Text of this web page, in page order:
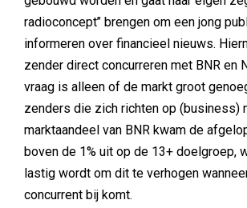
radioconcept’’ brengen om een jong
informeren over financieel nieuws.
zender direct concurreren met BNR en
vraag is alleen of de markt groot
zenders die zich richten op (business)
marktaandeel van BNR kwam de
boven de 1% uit op de 13+ doelgroep,
lastig wordt om dit te verhogen
concurrent bij komt.